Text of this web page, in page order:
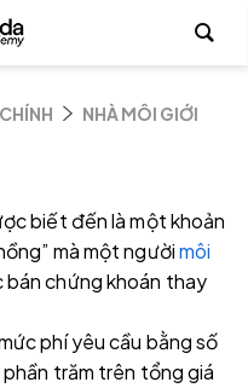
NHÀ MÔI GIỚI
biết đến là một khoản
mà một ngườimôi
bán chứng khoán thay
phí yêu cầu bằng số
trăm trên tổng giá